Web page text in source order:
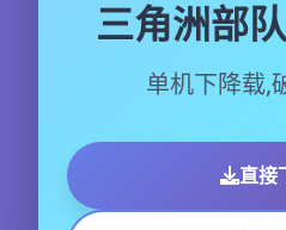
三角洲部
单机下降载,
直接